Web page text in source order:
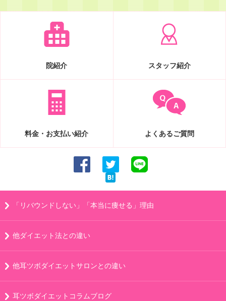
院紹介 スタッフ紹介
料金・お支払い紹介 よくあるご質問
「リバウンドしない」「本当に痩せる」理由
他ダイエット法との違い
他耳ツボダイエットサロンとの違い
耳ツボダイエットコラムブログ